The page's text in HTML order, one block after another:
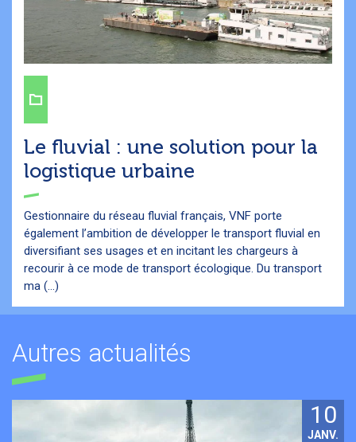
Le fluvial : une solution pour la
logistique urbaine
Gestionnaire du réseau fluvial français, VNF porte
également l’ambition de développer le transport fluvial en
diversifiant ses usages et en incitant les chargeurs à
recourir à ce mode de transport écologique. Du transport
ma (...)
Autres actualités
10
JANV.